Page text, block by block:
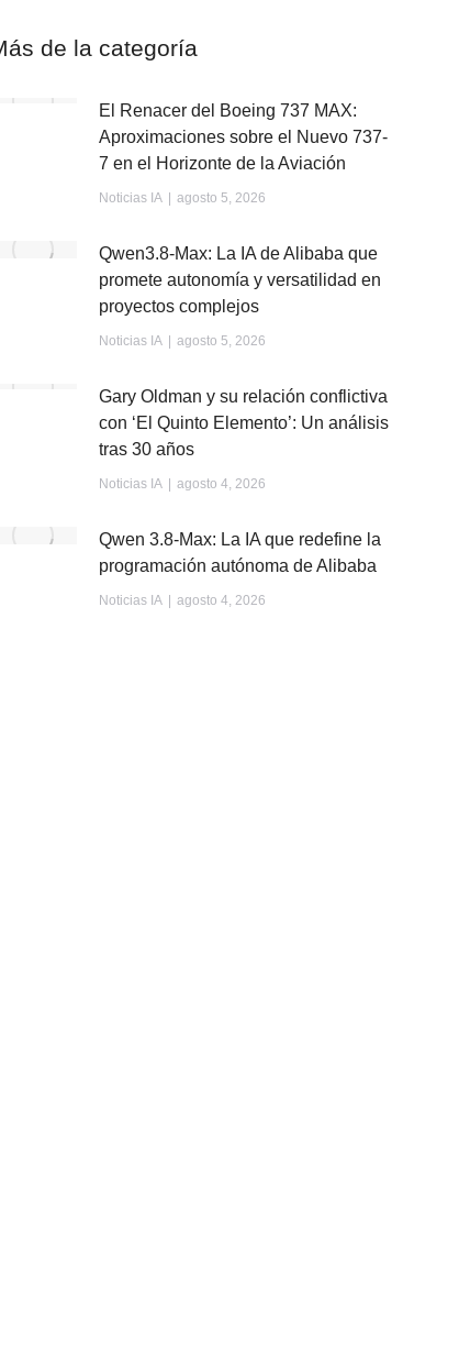
de la categoría
El Renacer del Boeing 737 MAX:
Aproximaciones sobre el Nuevo 737-
7 en el Horizonte de la Aviación
Noticias IA agosto 5, 2026
Qwen3.8-Max: La IA de Alibaba que
promete autonomía y versatilidad en
proyectos complejos
Noticias IA agosto 5, 2026
Gary Oldman y su relación conflictiva
con ‘El Quinto Elemento’: Un análisis
tras 30 años
Noticias IA agosto 4, 2026
Qwen 3.8-Max: La IA que redefine la
programación autónoma de Alibaba
Noticias IA agosto 4, 2026